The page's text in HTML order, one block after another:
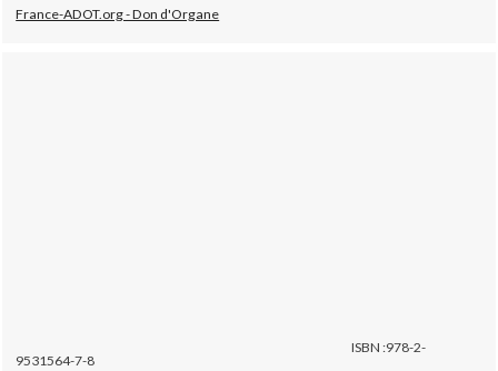
France-ADOT.org - Don d'Organe
ISBN :978-2-
9531564-7-8